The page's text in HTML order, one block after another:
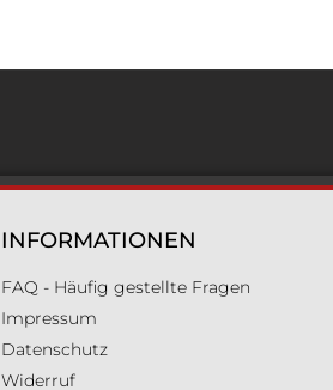
INFORMATIONEN
FAQ - Häufig gestellte Fragen
Impressum
Datenschutz
Widerruf